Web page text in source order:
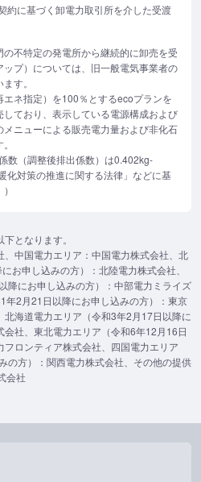
約に基づく卸電力取引所を介した受渡
不特定の発電所から継続的に卸売を受
プ）については、旧一般電気事業者の
す。
ネ指定）を100％とするecoプランを
ており、表示している電源構成および
ニューによる販売電力量および非化石
数（調整後排出係数）は0.402kg-
化対策の推進に関する法律」などに基
となります。
中国電力エリア：中国電力株式会社、北
お申し込みの方）：北陸電力株式会社、
降にお申し込みの方）：中部電力ミライズ
年2月21日以降にお申し込みの方）：東京
海道電力エリア（令和3年2月17日以降に
社、東北電力エリア（令和6年12月16日
ロンティア株式会社、四国電力エリア
の方）：関西電力株式会社、その他の提供
会社